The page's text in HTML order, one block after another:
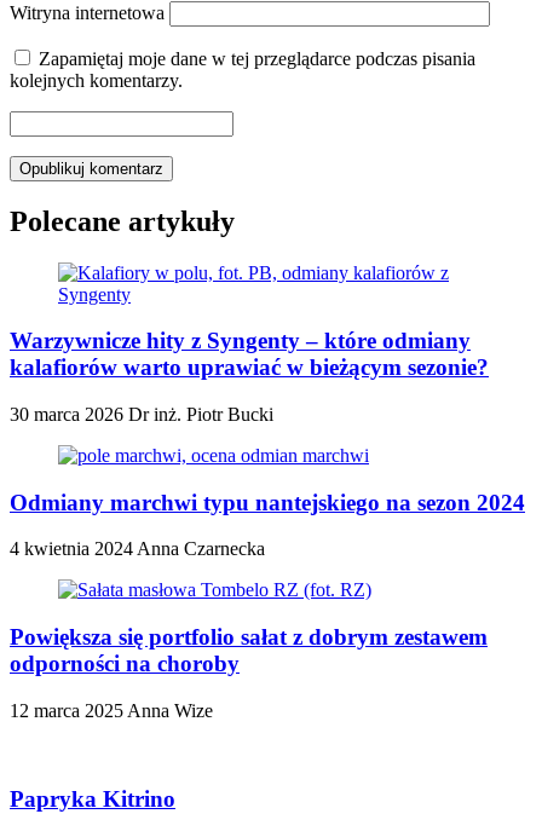
Witryna internetowa
Zapamiętaj moje dane w tej przeglądarce podczas pisania
kolejnych komentarzy.
Polecane artykuły
Warzywnicze hity z Syngenty – które odmiany
kalafiorów warto uprawiać w bieżącym sezonie?
30 marca 2026 Dr inż. Piotr Bucki
Odmiany marchwi typu nantejskiego na sezon 2024
4 kwietnia 2024 Anna Czarnecka
Powiększa się portfolio sałat z dobrym zestawem
odporności na choroby
12 marca 2025 Anna Wize
Papryka Kitrino